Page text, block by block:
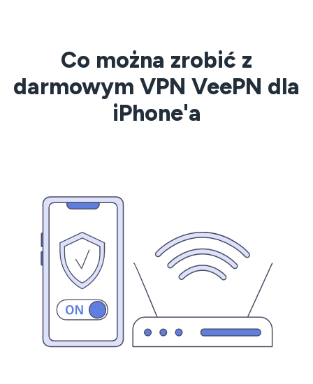
Co można zrobić z
darmowym VPN VeePN dla
iPhone'a